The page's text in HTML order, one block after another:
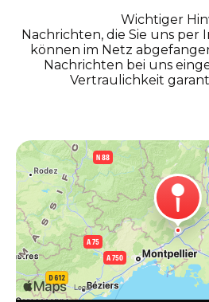
Wichtiger
Nachrichten, die Sie uns per
können im Netz
Nachrichten bei uns
Vertraulichkeit